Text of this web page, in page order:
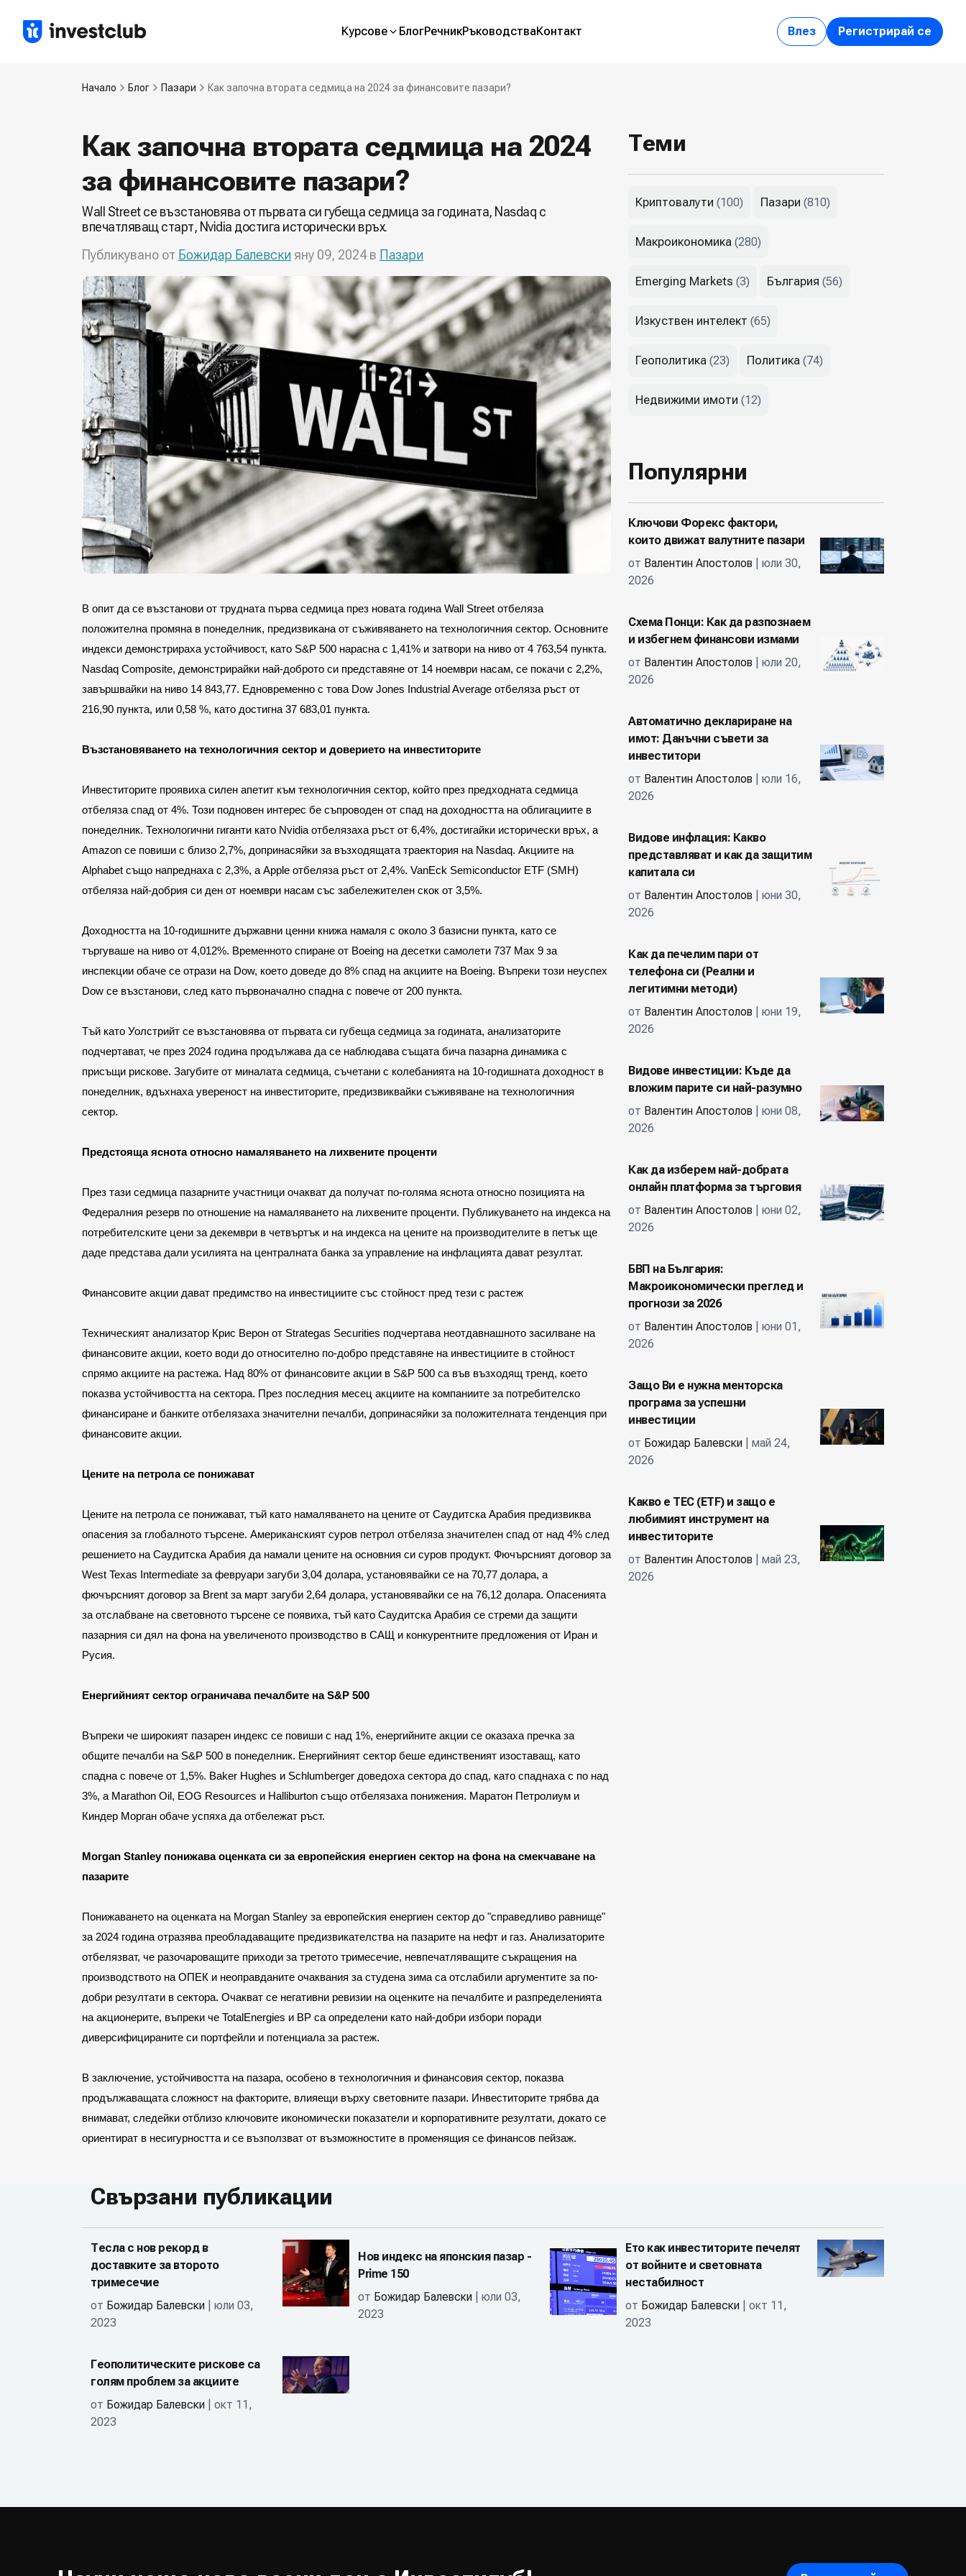
Курсове БлогРечникРъководстваКонтакт Влез Регистрирай се
Начало Блог Пазари Как започна втората седмица на 2024 за финансовите пазари?
Как започна втората седмица на 2024
за финансовите пазари?
Wall Street се възстановява от първата си губеща седмица за годината, Nasdaq с
впечатляващ старт, Nvidia достига исторически връх.
Публикувано от Божидар Балевски яну 09, 2024 в Пазари
В опит да се възстанови от трудната първа седмица през новата година Wall Street отбеляза
положителна промяна в понеделник, предизвикана от съживяването на технологичния сектор. Основните
индекси демонстрираха устойчивост, като S&P 500 нарасна с 1,41% и затвори на ниво от 4 763,54 пункта.
Nasdaq Composite, демонстрирайки най-доброто си представяне от 14 ноември насам, се покачи с 2,2%,
завършвайки на ниво 14 843,77. Едновременно с това Dow Jones Industrial Average отбеляза ръст от
216,90 пункта, или 0,58 %, като достигна 37 683,01 пункта.
Възстановяването на технологичния сектор и доверието на инвеститорите
Инвеститорите проявиха силен апетит към технологичния сектор, който през предходната седмица
отбеляза спад от 4%. Този подновен интерес бе съпроводен от спад на доходността на облигациите в
понеделник. Технологични гиганти като Nvidia отбелязаха ръст от 6,4%, достигайки исторически връх, а
Amazon се повиши с близо 2,7%, допринасяйки за възходящата траектория на Nasdaq. Акциите на
Alphabet също напреднаха с 2,3%, а Apple отбеляза ръст от 2,4%. VanEck Semiconductor ETF (SMH)
отбеляза най-добрия си ден от ноември насам със забележителен скок от 3,5%.
Доходността на 10-годишните държавни ценни книжа намаля с около 3 базисни пункта, като се
търгуваше на ниво от 4,012%. Временното спиране от Boeing на десетки самолети 737 Max 9 за
инспекции обаче се отрази на Dow, което доведе до 8% спад на акциите на Boeing. Въпреки този неуспех
Dow се възстанови, след като първоначално спадна с повече от 200 пункта.
Тъй като Уолстрийт се възстановява от първата си губеща седмица за годината, анализаторите
подчертават, че през 2024 година продължава да се наблюдава същата бича пазарна динамика с
присъщи рискове. Загубите от миналата седмица, съчетани с колебанията на 10-годишната доходност в
понеделник, вдъхнаха увереност на инвеститорите, предизвиквайки съживяване на технологичния
сектор.
Предстояща яснота относно намаляването на лихвените проценти
През тази седмица пазарните участници очакват да получат по-голяма яснота относно позицията на
Федералния резерв по отношение на намаляването на лихвените проценти. Публикуването на индекса на
потребителските цени за декември в четвъртък и на индекса на цените на производителите в петък ще
даде представа дали усилията на централната банка за управление на инфлацията дават резултат.
Финансовите акции дават предимство на инвестициите със стойност пред тези с растеж
Техническият анализатор Крис Верон от Strategas Securities подчертава неотдавнашното засилване на
финансовите акции, което води до относително по-добро представяне на инвестициите в стойност
спрямо акциите на растежа. Над 80% от финансовите акции в S&P 500 са във възходящ тренд, което
показва устойчивостта на сектора. През последния месец акциите на компаниите за потребителско
финансиране и банките отбелязаха значителни печалби, допринасяйки за положителната тенденция при
финансовите акции.
Цените на петрола се понижават
Цените на петрола се понижават, тъй като намаляването на цените от Саудитска Арабия предизвиква
опасения за глобалното търсене. Американският суров петрол отбеляза значителен спад от над 4% след
решението на Саудитска Арабия да намали цените на основния си суров продукт. Фючърсният договор за
West Texas Intermediate за февруари загуби 3,04 долара, установявайки се на 70,77 долара, а
фючърсният договор за Brent за март загуби 2,64 долара, установявайки се на 76,12 долара. Опасенията
за отслабване на световното търсене се появиха, тъй като Саудитска Арабия се стреми да защити
пазарния си дял на фона на увеличеното производство в САЩ и конкурентните предложения от Иран и
Русия.
Енергийният сектор ограничава печалбите на S&P 500
Въпреки че широкият пазарен индекс се повиши с над 1%, енергийните акции се оказаха пречка за
общите печалби на S&P 500 в понеделник. Енергийният сектор беше единственият изоставащ, като
спадна с повече от 1,5%. Baker Hughes и Schlumberger доведоха сектора до спад, като спаднаха с по над
3%, а Marathon Oil, EOG Resources и Halliburton също отбелязаха понижения. Маратон Петролиум и
Киндер Морган обаче успяха да отбележат ръст.
Morgan Stanley понижава оценката си за европейския енергиен сектор на фона на смекчаване на
пазарите
Понижаването на оценката на Morgan Stanley за европейския енергиен сектор до "справедливо равнище"
за 2024 година отразява преобладаващите предизвикателства на пазарите на нефт и газ. Анализаторите
отбелязват, че разочароващите приходи за третото тримесечие, невпечатляващите съкращения на
производството на ОПЕК и неоправданите очаквания за студена зима са отслабили аргументите за по-
добри резултати в сектора. Очакват се негативни ревизии на оценките на печалбите и разпределенията
на акционерите, въпреки че TotalEnergies и BP са определени като най-добри избори поради
диверсифицираните си портфейли и потенциала за растеж.
В заключение, устойчивостта на пазара, особено в технологичния и финансовия сектор, показва
продължаващата сложност на факторите, влияещи върху световните пазари. Инвеститорите трябва да
внимават, следейки отблизо ключовите икономически показатели и корпоративните резултати, докато се
ориентират в несигурността и се възползват от възможностите в променящия се финансов пейзаж.
Теми
Криптовалути (100) Пазари (810)
Макроикономика (280)
Emerging Markets (3) България (56)
Изкуствен интелект (65)
Геополитика (23) Политика (74)
Недвижими имоти (12)
Популярни
Ключови Форекс фактори,
които движат валутните пазари
от Валентин Апостолов | юли 30,
2026
Схема Понци: Как да разпознаем
и избегнем финансови измами
от Валентин Апостолов | юли 20,
2026
Автоматично деклариране на
имот: Данъчни съвети за
инвеститори
от Валентин Апостолов | юли 16,
2026
Видове инфлация: Какво
представляват и как да защитим
капитала си
от Валентин Апостолов | юни 30,
2026
Как да печелим пари от
телефона си (Реални и
легитимни методи)
от Валентин Апостолов | юни 19,
2026
Видове инвестиции: Къде да
вложим парите си най-разумно
от Валентин Апостолов | юни 08,
2026
Как да изберем най-добрата
онлайн платформа за търговия
от Валентин Апостолов | юни 02,
2026
БВП на България:
Макроикономически преглед и
прогнози за 2026
от Валентин Апостолов | юни 01,
2026
Защо Ви е нужна менторска
програма за успешни
инвестиции
от Божидар Балевски | май 24,
2026
Какво е ТЕС (ETF) и защо е
любимият инструмент на
инвеститорите
от Валентин Апостолов | май 23,
2026
Свързани публикации
Тесла с нов рекорд в
доставките за второто
тримесечие
от Божидар Балевски | юли 03,
2023
Нов индекс на японския пазар -
Prime 150
от Божидар Балевски | юли 03,
2023
Ето как инвеститорите печелят
от войните и световната
нестабилност
от Божидар Балевски | окт 11,
2023
Геополитическите рискове са
голям проблем за акциите
от Божидар Балевски | окт 11,
2023